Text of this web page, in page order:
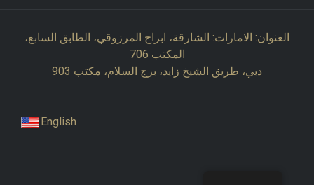
العنوان: الامارات: الشارقة، ابراج المرزوقي، الطابق السابع،
المكتب 706
دبي، طريق الشيخ زايد، برج السلام، مكتب 903
English